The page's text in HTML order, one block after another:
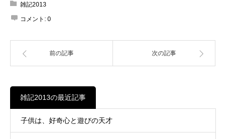
雑記2013
コメント: 0
前の記事 次の記事
雑記2013の最近記事
子供は、好奇心と遊びの天才